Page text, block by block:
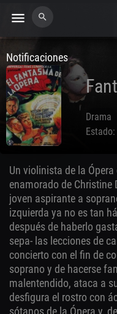
menu search
Notificaciones
Drama
Aug.
Estado:
Un violinista de la
enamorado de Christine
joven aspirante a
izquierda ya no es tan
después de haberlo
sepa- las lecciones de
concierto con el fin de
soprano y de hacerse
malentendido, ataca a
desfigura el rostro con